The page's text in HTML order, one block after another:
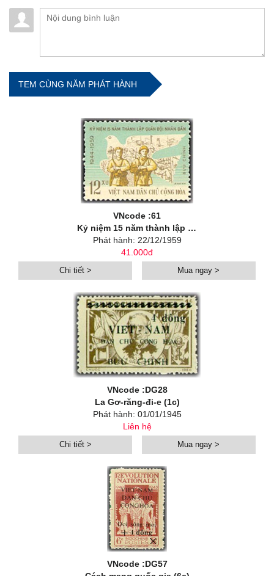
TEM CÙNG NĂM PHÁT HÀNH
VNcode :61
Kỷ niệm 15 năm thành lập Quân đội Nhân dân Việt Nam
Phát hành: 22/12/1959
41.000đ
Chi tiết > Mua ngay >
VNcode :DG28
La Gơ-răng-đi-e (1c)
Phát hành: 01/01/1945
Liên hệ
Chi tiết > Mua ngay >
VNcode :DG57